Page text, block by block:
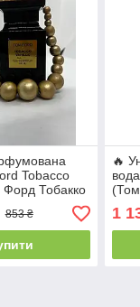
Tobacco
Тобакко
853 ₴
🔥
100
1